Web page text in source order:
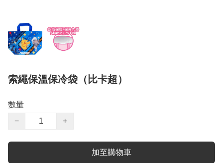
索繩保溫保冷袋（比卡超）
數量
−
+
加至購物車